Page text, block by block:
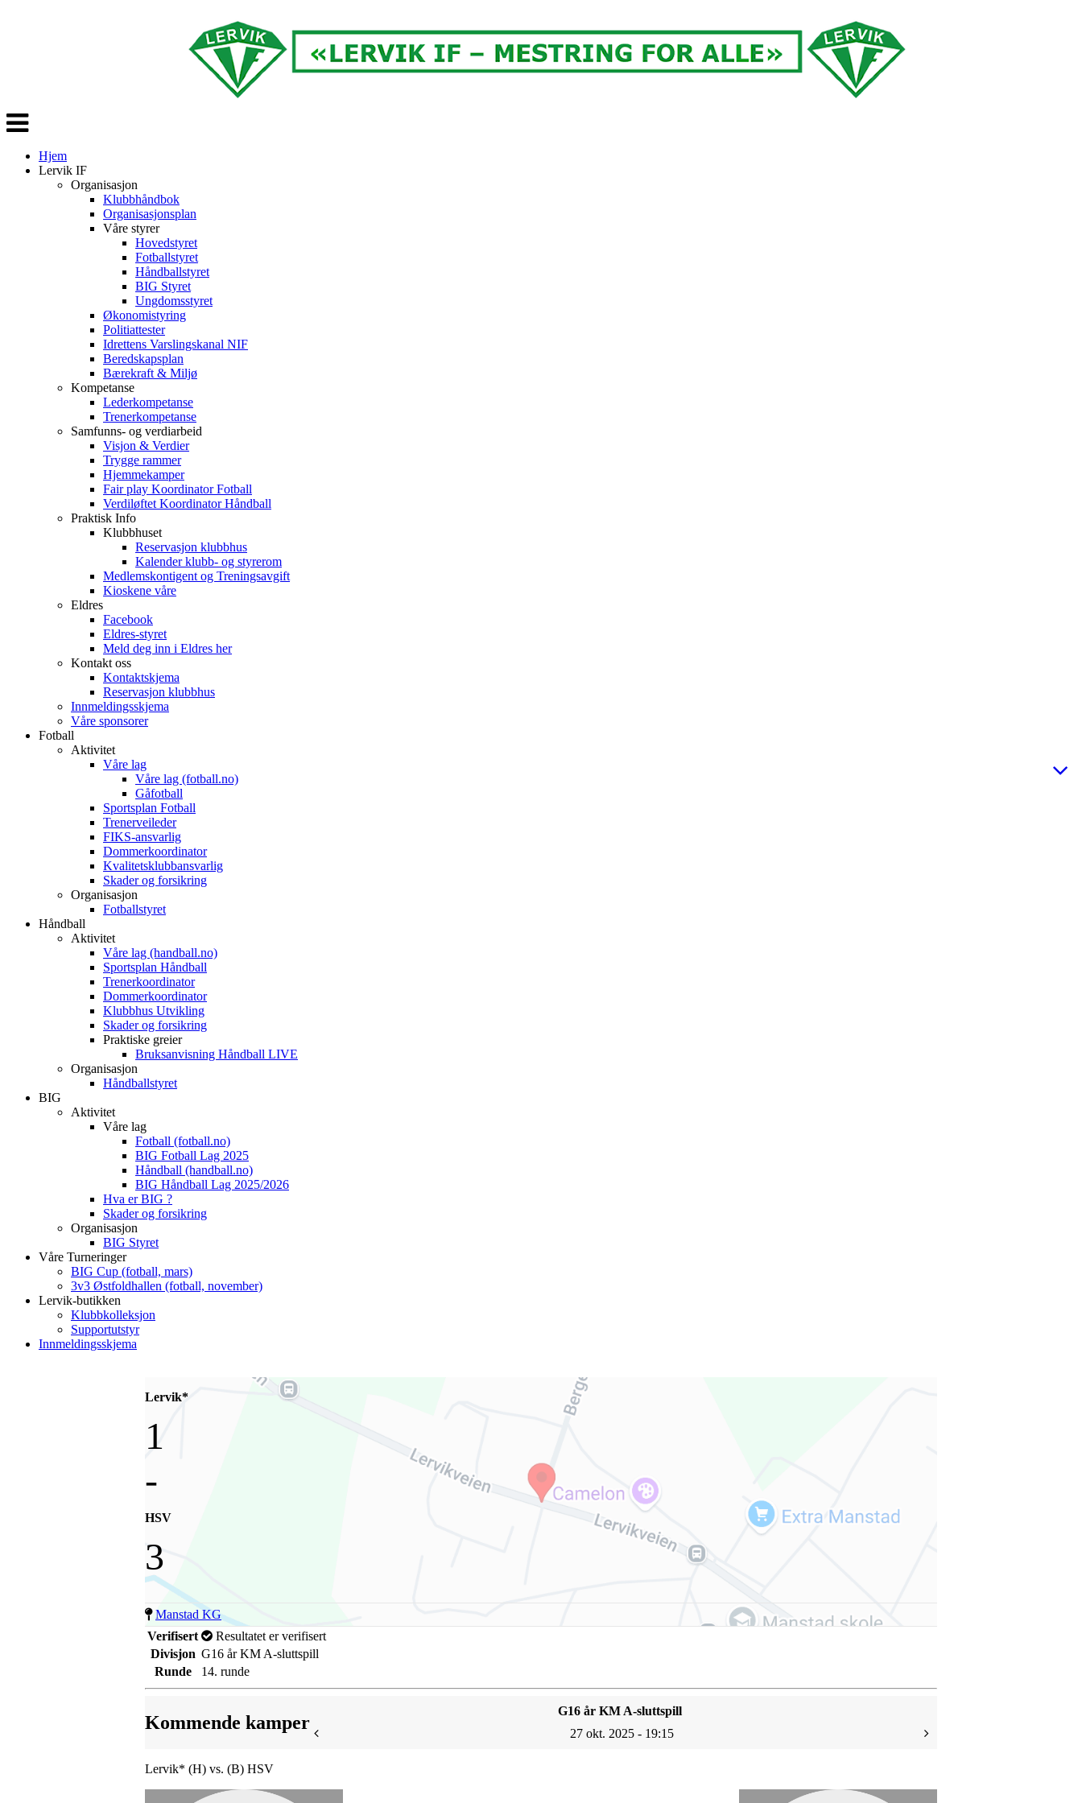
Veksle
navigasjon
Hjem
Lervik IF
Organisasjon
Klubbhåndbok
Organisasjonsplan
Våre styrer
Hovedstyret
Fotballstyret
Håndballstyret
BIG Styret
Ungdomsstyret
Økonomistyring
Politiattester
Idrettens Varslingskanal NIF
Beredskapsplan
Bærekraft & Miljø
Kompetanse
Lederkompetanse
Trenerkompetanse
Samfunns- og verdiarbeid
Visjon & Verdier
Trygge rammer
Hjemmekamper
Fair play Koordinator Fotball
Verdiløftet Koordinator Håndball
Praktisk Info
Klubbhuset
Reservasjon klubbhus
Kalender klubb- og styrerom
Medlemskontigent og Treningsavgift
Kioskene våre
Eldres
Facebook
Eldres-styret
Meld deg inn i Eldres her
Kontakt oss
Kontaktskjema
Reservasjon klubbhus
Innmeldingsskjema
Våre sponsorer
Fotball
Aktivitet
Våre lag
Våre lag (fotball.no)
Gåfotball
Sportsplan Fotball
Trenerveileder
FIKS-ansvarlig
Dommerkoordinator
Kvalitetsklubbansvarlig
Skader og forsikring
Organisasjon
Fotballstyret
Håndball
Aktivitet
Våre lag (handball.no)
Sportsplan Håndball
Trenerkoordinator
Dommerkoordinator
Klubbhus Utvikling
Skader og forsikring
Praktiske greier
Bruksanvisning Håndball LIVE
Organisasjon
Håndballstyret
BIG
Aktivitet
Våre lag
Fotball (fotball.no)
BIG Fotball Lag 2025
Håndball (handball.no)
BIG Håndball Lag 2025/2026
Hva er BIG ?
Skader og forsikring
Organisasjon
BIG Styret
Våre Turneringer
BIG Cup (fotball, mars)
3v3 Østfoldhallen (fotball, november)
Lervik-butikken
Klubbkolleksjon
Supportutstyr
Innmeldingsskjema
Lervik*
1
-
HSV
3
Manstad KG
Verifisert
Resultatet er verifisert
Divisjon G16 år KM A-sluttspill
Runde
14. runde
Kommende kamper
G16 år KM A-sluttspill
27 okt. 2025 - 19:15
Lervik* (H) vs. (B) HSV